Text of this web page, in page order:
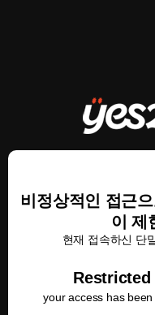
비정상적인 접근
이 제
현재 접속하신 단
Restricted
your access has